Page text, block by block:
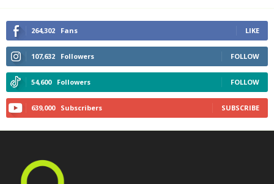
264,302 Fans LIKE
107,632 Followers FOLLOW
54,600 Followers FOLLOW
639,000 Subscribers SUBSCRIBE